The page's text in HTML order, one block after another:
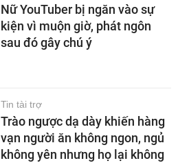
Nữ YouTuber bị ngăn vào sự
kiện vì muộn giờ, phát ngôn
sau đó gây chú ý
Tin tài trợ
Trào ngược dạ dày khiến hàng
vạn người ăn không ngon, ngủ
không yên nhưng họ lại không